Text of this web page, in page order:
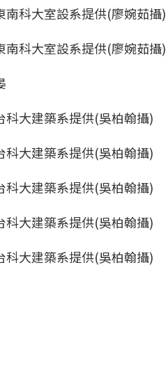
科大室設系提供(廖婉茹攝)
科大室設系提供(廖婉茹攝)
大建築系提供(吳柏翰攝)
大建築系提供(吳柏翰攝)
大建築系提供(吳柏翰攝)
大建築系提供(吳柏翰攝)
大建築系提供(吳柏翰攝)